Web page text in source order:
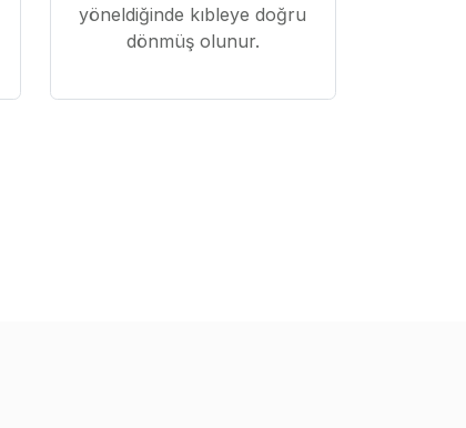
yöneldiğinde kıbleye doğru
dönmüş olunur.